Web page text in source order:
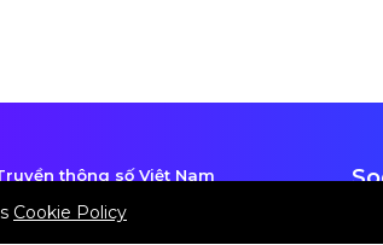
thông số Việt Nam
thông tin của DCCA
Cookie Policy